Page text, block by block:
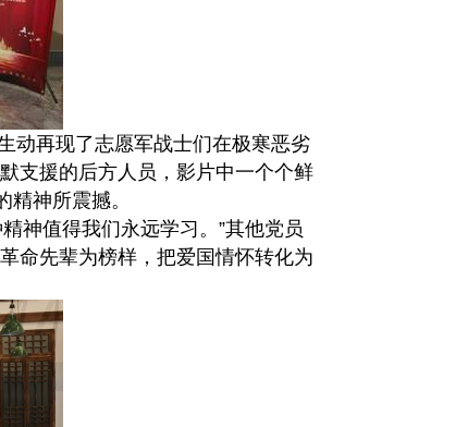
动再现了志愿军战士们在极寒恶劣
支援的后方人员，影片中一个个鲜
神所震撼。
神值得我们永远学习。”其他党员
命先辈为榜样，把爱国情怀转化为